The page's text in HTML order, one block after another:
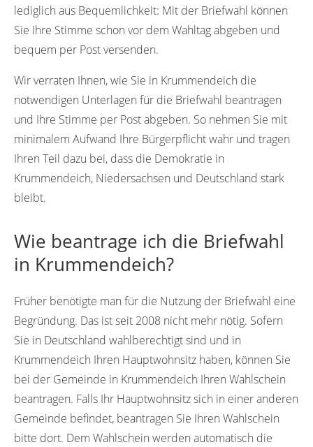
lediglich aus Bequemlichkeit: Mit der Briefwahl können
Sie Ihre Stimme schon vor dem Wahltag abgeben und
bequem per Post versenden.
Wir verraten Ihnen, wie Sie in Krummendeich die
notwendigen Unterlagen für die Briefwahl beantragen
und Ihre Stimme per Post abgeben. So nehmen Sie mit
minimalem Aufwand Ihre Bürgerpflicht wahr und tragen
Ihren Teil dazu bei, dass die Demokratie in
Krummendeich, Niedersachsen und Deutschland stark
bleibt.
Wie beantrage ich die Briefwahl
in Krummendeich?
Früher benötigte man für die Nutzung der Briefwahl eine
Begründung. Das ist seit 2008 nicht mehr nötig. Sofern
Sie in Deutschland wahlberechtigt sind und in
Krummendeich Ihren Hauptwohnsitz haben, können Sie
bei der Gemeinde in Krummendeich Ihren Wahlschein
beantragen. Falls Ihr Hauptwohnsitz sich in einer anderen
Gemeinde befindet, beantragen Sie Ihren Wahlschein
bitte dort. Dem Wahlschein werden automatisch die